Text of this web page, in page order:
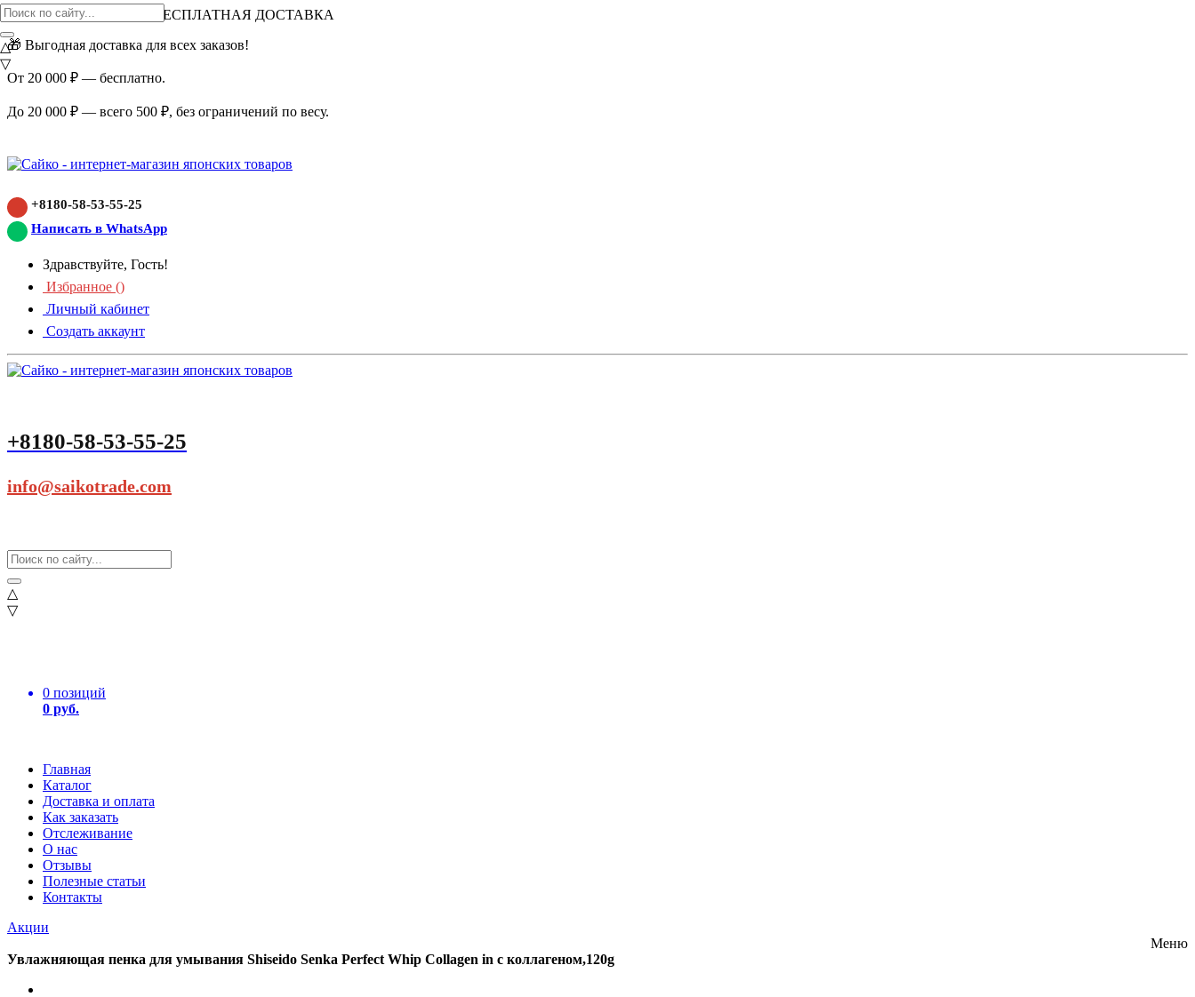
ВНИМАНИЕ АКЦИЯ!
БЕСПЛАТНАЯ ДОСТАВКА
🎁 Выгодная доставка для всех заказов!
От 20 000 ₽ — бесплатно.
До 20 000 ₽ — всего 500 ₽, без ограничений по весу.
+8180-58-53-55-25
Написать в WhatsApp
Здравствуйте, Гость!
Избранное ()
Личный кабинет
Создать аккаунт
+8180-58-53-55-25
info@saikotrade.com
△
▽
0 позиций
0 руб.
Главная
Каталог
Доставка и оплата
Как заказать
Отслеживание
О нас
Отзывы
Полезные статьи
Контакты
Акции
△
▽
Меню
Увлажняющая пенка для умывания Shiseido Senka Perfect Whip Collagen in с коллагеном,120g